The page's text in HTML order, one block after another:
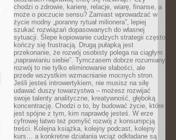
chodzi o zdrowie, karierę, relacje, wiarę, finanse, a
może o poczucie sensu? Zamiast wprowadzać w
życie modny „poranny rytuał milionera”, lepiej
szukać rozwiązań dopasowanych do własnej
sytuacji. Ślepe kopiowanie cudzych strategii często
kończy się frustracją. Drugą pułapką jest
przekonanie, że rozwój osobisty polega na ciągłym
„naprawianiu siebie”. Tymczasem dobrze rozumiany
rozwój to nie tylko eliminowanie słabości, ale
przede wszystkim wzmacnianie mocnych stron.
Jeśli jesteś introwertykiem, nie musisz na siłę
udawać duszy towarzystwa – możesz rozwijać
swoje talenty analityczne, kreatywność, głęboką
koncentrację. Chodzi o to, by budować życie, które
jest spójne z tym, kim naprawdę jesteś. W erze
cyfrowej łatwo też pomylić rozwój z konsumpcją
treści. Kolejna książka, kolejny podcast, kolejny
kurs… a konkretne działania wciąż odkładane są